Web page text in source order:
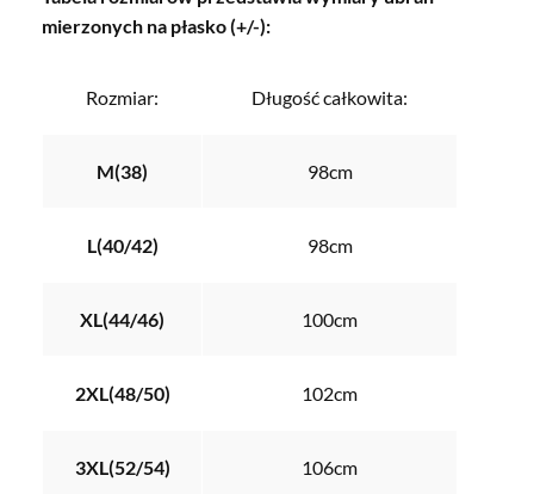
mierzonych na płasko (+/-):
Rozmiar: Długość całkowita:
M(38) 98cm
L(40/42) 98cm
XL(44/46) 100cm
2XL(48/50) 102cm
3XL(52/54) 106cm